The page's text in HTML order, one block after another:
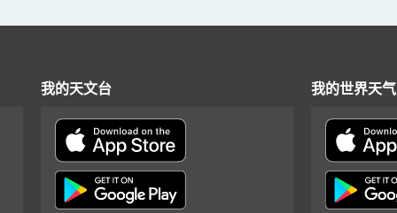
我的天文台 我的世界天气